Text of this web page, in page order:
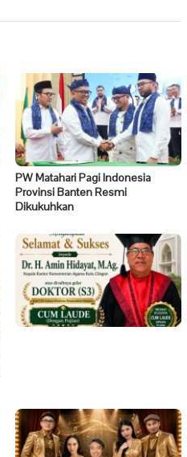
PW Matahari Pagi Indonesia
Provinsi Banten Resmi
Dikukuhkan